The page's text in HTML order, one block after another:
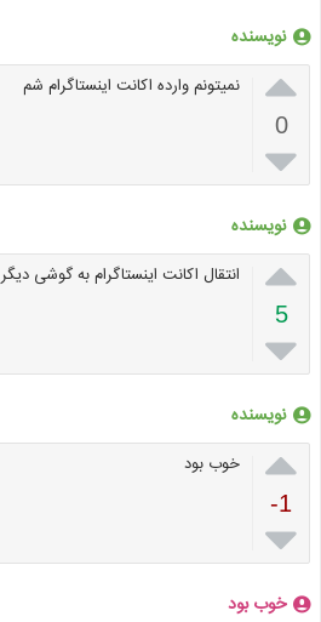
نویسنده

0

نمیتونم وارده اکانت اینستاگرام شم
نویسنده

5

انتقال اكانت اينستاگرام به گوشى ديگر
نویسنده

-1

خوب بود
خوب بود